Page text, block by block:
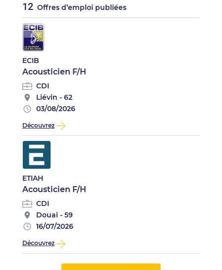
12 Offres d’emploi publiées
ECIB
Acousticien F/H
CDI
Liévin - 62
03/08/2026
Découvrez
ETIAH
Acousticien F/H
CDI
Douai - 59
16/07/2026
Découvrez